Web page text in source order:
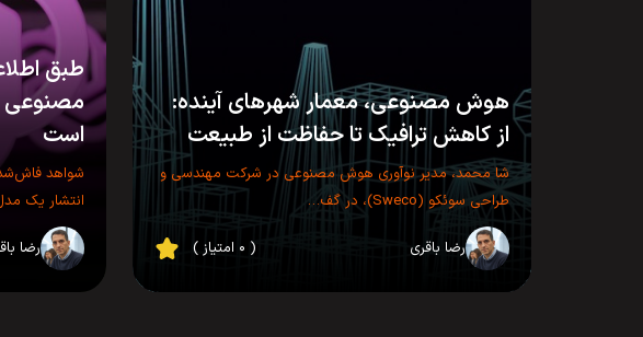
هوش مصنوعی، معمار شهرهای آینده:
از کاهش ترافیک تا حفاظت از طبیعت
شا محمد، مدیر نوآوری هوش مصنوعی در شرکت مهندسی و
طراحی سوئکو (Sweco)، در گف…
رضا باقری ( ۰ امتیاز )
طبق
است
انتشار یک
رضا